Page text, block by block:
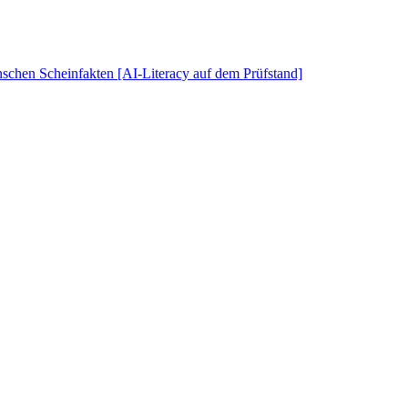
Scheinfakten [AI-Literacy auf dem Prüfstand]